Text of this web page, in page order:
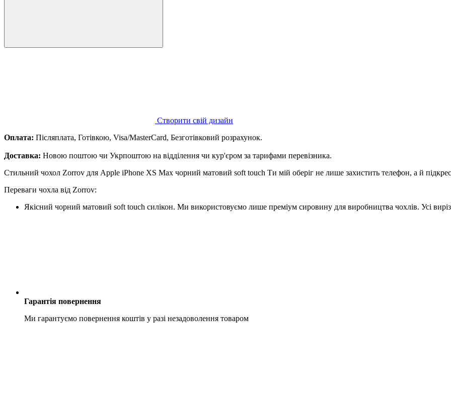
Створити свій дизайн
Оплата: Післяплата, Готівкою, Visa/MasterCard, Безготівковий розрахунок.
Доставка: Новою поштою чи Укрпоштою на відділення чи кур'єром за тарифами перевізника.
Стильний чохол Zorrov для Apple iPhone XS Max чорний матовий soft touch Ти мій оберіг не лише захистить телефон, а й
Переваги чохла від Zorrov:
Якісний чорний матовий soft touch силікон. Ми використовуємо лише преміум сировину для виробництва чохлів. Усі
Гарантія повернення
Ми гарантуємо повернення коштів у разі незадоволення товаром